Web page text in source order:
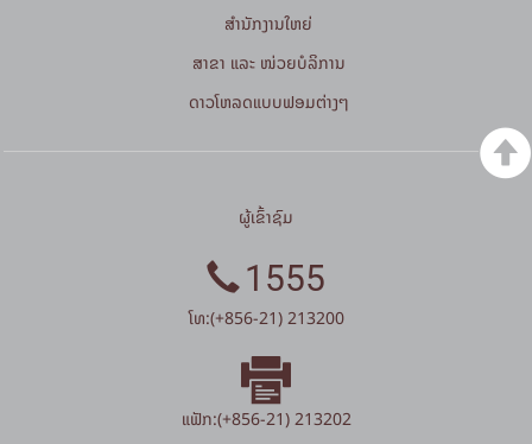
ສໍານັກງານໃຫຍ່
ສາຂາ ແລະ ໜ່ວຍບໍລິການ
ດາວໂຫລດແບບຟອມຕ່າງໆ
ຜູ້ເຂົ້າຊົມ
1555
ໂທ:(+856-21) 213200
ແຟັກ:(+856-21) 213202